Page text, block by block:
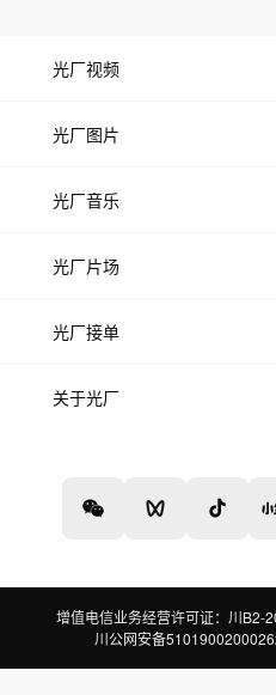
光厂视频
上传视频
光厂图片
上传图片
光厂音乐
热门音乐
光厂片场
上传案例
光厂接单
上架服务
关于光厂
增值电信业务经营许可证：川B2-
川公网安备